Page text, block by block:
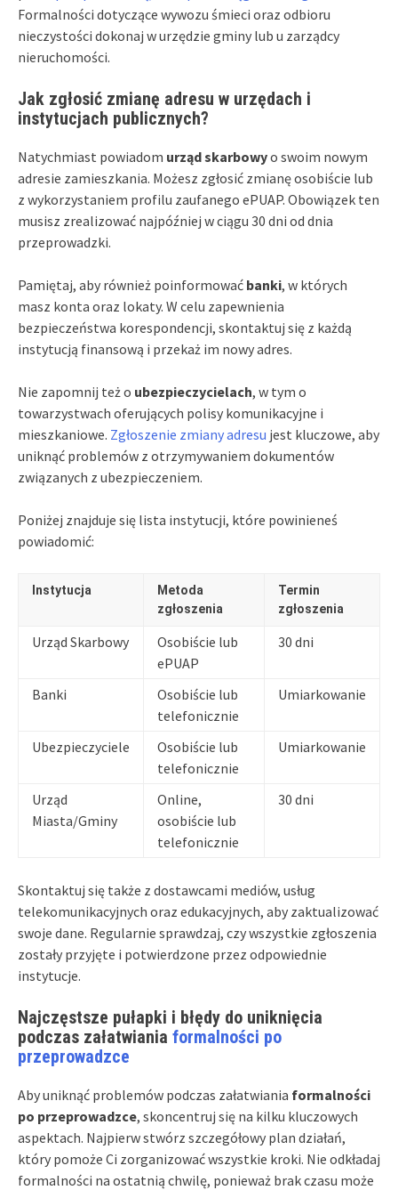
Formalności dotyczące wywozu śmieci oraz odbioru
nieczystości dokonaj w urzędzie gminy lub u zarządcy
nieruchomości.
Jak zgłosić zmianę adresu w urzędach i
instytucjach publicznych?
Natychmiast powiadom urząd skarbowyo swoim nowym
adresie zamieszkania. Możesz zgłosić zmianę osobiście lub
z wykorzystaniem profilu zaufanego ePUAP. Obowiązek ten
musisz zrealizować najpóźniej w ciągu 30 dni od dnia
przeprowadzki.
Pamiętaj, aby również poinformować banki, w których
masz konta oraz lokaty. W celu zapewnienia
bezpieczeństwa korespondencji, skontaktuj się z każdą
instytucją finansową i przekaż im nowy adres.
Nie zapomnij też o ubezpieczycielach, w tym o
towarzystwach oferujących polisy komunikacyjne i
mieszkaniowe. Zgłoszenie zmiany adresu jest kluczowe, aby
uniknąć problemów z otrzymywaniem dokumentów
związanych z ubezpieczeniem.
Poniżej znajduje się lista instytucji, które powinieneś
powiadomić:
Instytucja
Metoda
zgłoszenia
Termin
zgłoszenia
Urząd Skarbowy
Osobiście lub
ePUAP
30 dni
Banki
Osobiście lub
telefonicznie
Umiarkowanie
Ubezpieczyciele
Osobiście lub
telefonicznie
Umiarkowanie
Urząd
Miasta/Gminy
Online,
osobiście lub
telefonicznie
30 dni
Skontaktuj się także z dostawcami mediów, usług
telekomunikacyjnych oraz edukacyjnych, aby zaktualizować
swoje dane. Regularnie sprawdzaj, czy wszystkie zgłoszenia
zostały przyjęte i potwierdzone przez odpowiednie
instytucje.
Najczęstsze pułapki i błędy do uniknięcia
podczas załatwiania formalności po
przeprowadzce
Aby uniknąć problemów podczas załatwiania formalności
po przeprowadzce, skoncentruj się na kilku kluczowych
aspektach. Najpierw stwórz szczegółowy plan działań,
który pomoże Ci zorganizować wszystkie kroki. Nie odkładaj
formalności na ostatnią chwilę, ponieważ brak czasu może